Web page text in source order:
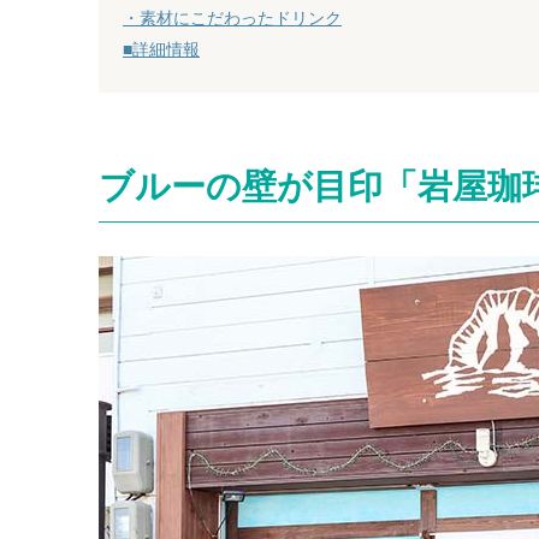
・素材にこだわったドリンク
■詳細情報
ブルーの壁が目印「岩屋珈